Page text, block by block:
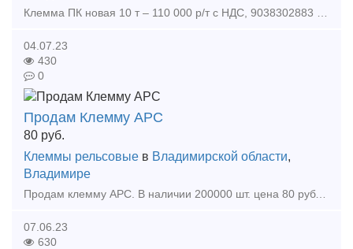
04.07.23
430
0
Продам Клемму АРС
80 руб.
Клеммы рельсовые в Владимирской области,
Владимире
Продам клемму АРС. В наличии 200000 шт. цена 80 рублей за штуку Тип предложения: предлагаю продукцию, услугу
07.06.23
630